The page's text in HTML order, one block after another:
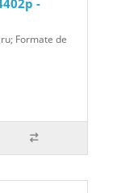
Formate de